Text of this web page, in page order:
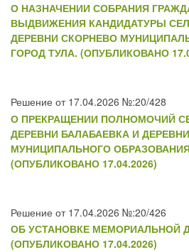
О НАЗНАЧЕНИИ СОБРАНИЯ
ВЫДВИЖЕНИЯ КАНДИДАТУРЫ
ДЕРЕВНИ СКОРНЕВО
ГОРОД ТУЛА. (ОПУБЛИКОВАНО
Решение от 17.04.2026 №:20/428
О ПРЕКРАЩЕНИИ ПОЛНОМОЧИЙ
ДЕРЕВНИ БАЛАБАЕВКА И
МУНИЦИПАЛЬНОГО
(ОПУБЛИКОВАНО 17.04.2026)
Решение от 17.04.2026 №:20/426
ОБ УСТАНОВКЕ МЕМОРИАЛЬНОЙ
(ОПУБЛИКОВАНО 17.04.2026)